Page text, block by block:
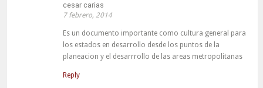
cesar carias
7 febrero, 2014
Es un documento importante como cultura general para
los estados en desarrollo desde los puntos de la
planeacion y el desarrrollo de las areas metropolitanas
Reply